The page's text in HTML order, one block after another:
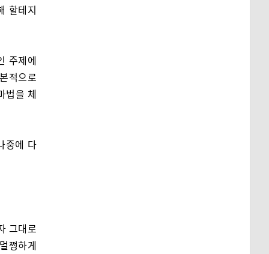
할테지
주제에
적으로
법을 체
중에 다
그대로
쩡하게